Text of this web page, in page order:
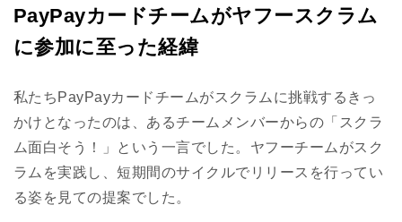
PayPayカードチームがヤフースクラム
に参加に至った経緯
私たちPayPayカードチームがスクラムに挑戦するきっ
かけとなったのは、あるチームメンバーからの「スクラ
ム面白そう！」という一言でした。ヤフーチームがスク
ラムを実践し、短期間のサイクルでリリースを行ってい
る姿を見ての提案でした。